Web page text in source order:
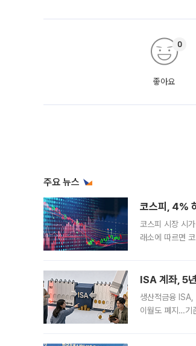
좋아요
0
주요 뉴스
코스피, 4%
코스피 시장 시
래소에 따르면
ISA 계좌, 5
생산적금융
이월도 폐지…기